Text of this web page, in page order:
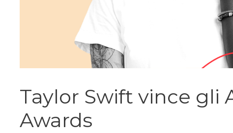
Taylor Swift vince gli
Awards